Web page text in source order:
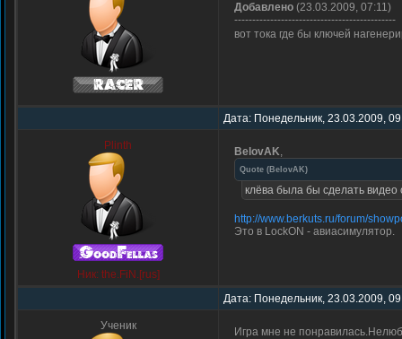
Добавлено (23.03.2009, 07:11)
---------------------------------------------
вот тока где бы ключей
Дата: Понедельник, 23.03.2009,
Plinth
Ник: the.FiN.[rus]
BelovAK,
Quote ( BelovAK)
клёва была бы сделать видео
http://www.berkuts.ru/forum/
Это в LockON - авиасимулятор.
Дата: Понедельник, 23.03.2009,
Ученик Игра мне не